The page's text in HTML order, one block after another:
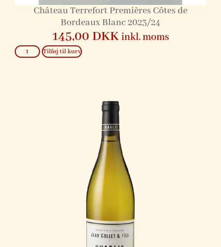
Château Terrefort Premières Côtes de
Bordeaux Blanc 2023/24
145,00 DKK inkl. moms
Tilføj til kurv